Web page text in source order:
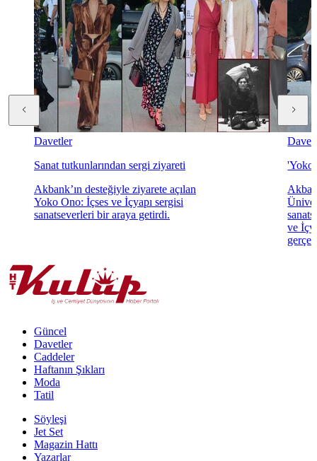
Davetler
Sanat tutkunlarından sergi ziyareti
Akbank’ın desteğiyle ziyarete açılan
Yoko Ono: İçses ve İçyapı sergisi
sanatseverleri bir araya getirdi.
'Yoko
ve
Güncel
Davetler
Caddeler
Haftanın Şıkları
Moda
Tatil
Söyleşi
Jet Set
Magazin Hattı
Yazarlar